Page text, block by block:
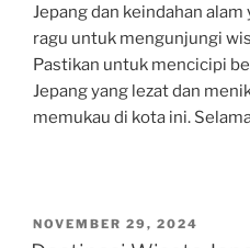
Jepang dan keindahan
ragu untuk mengunjungi
Pastikan untuk mencicipi
Jepang yang lezat dan
memukau di kota ini.
POSTED
ON
NOVEMBER 29, 2024